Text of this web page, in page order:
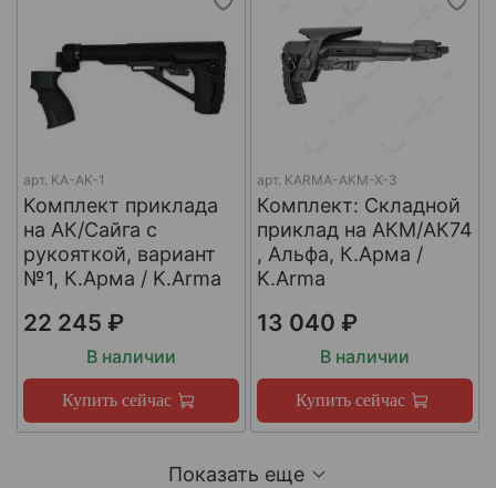
арт. KA-AK-1
Комплект приклада
на АК/Сайга с
рукояткой, вариант
№1, К.Арма / K.Arma
22 245 ₽
В наличии
Купить сейчас
арт. KARMA-AKM-X-3
Комплект: Складной
приклад на АКМ/АК74
, Альфа, К.Арма /
K.Arma
13 040 ₽
В наличии
Купить сейчас
Показать еще